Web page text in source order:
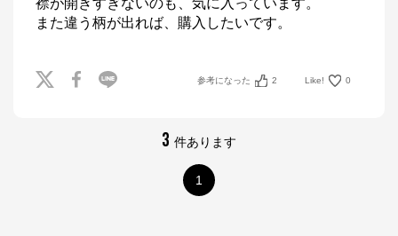
襟が開きすぎないのも、気に入っています。
また違う柄が出れば、購入したいです。
参考になった 2 Like! 0
3 件あります
1